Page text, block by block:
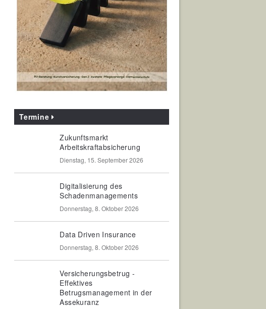
Termine
Zukunftsmarkt
Arbeitskraftabsicherung
Dienstag, 15. September 2026
Digitalisierung des
Schadenmanagements
Donnerstag, 8. Oktober 2026
Data Driven Insurance
Donnerstag, 8. Oktober 2026
Versicherungsbetrug -
Effektives
Betrugsmanagement in der
Assekuranz